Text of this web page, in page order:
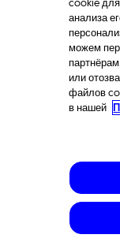
анализа
можем
или
файлов
в нашей